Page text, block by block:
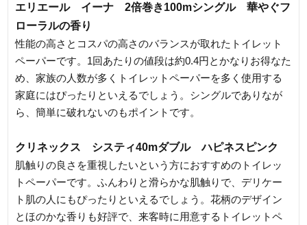
エリエール イーナ 2倍巻き100mシングル 華やぐフ
ローラルの香り
性能の高さとコスパの高さのバランスが取れたトイレット
ペーパーです。1回あたりの値段は約0.4円とかなりお得なた
め、家族の人数が多くトイレットペーパーを多く使用する
家庭にはぴったりといえるでしょう。シングルでありなが
ら、簡単に破れないのもポイントです。
クリネックス システィ40mダブル ハピネスピンク
肌触りの良さを重視したいという方におすすめのトイレッ
トペーパーです。ふんわりと滑らかな肌触りで、デリケー
ト肌の人にもぴったりといえるでしょう。花柄のデザイン
とほのかな香りも好評で、来客時に用意するトイレットペ